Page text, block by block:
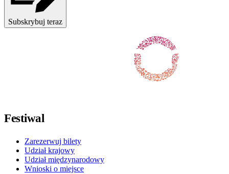
Subskrybuj teraz
Festiwal
Zarezerwuj bilety
Udział krajowy
Udział międzynarodowy
Wnioski o miejsce